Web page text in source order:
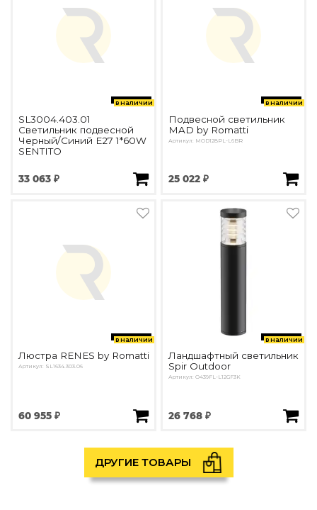
в наличии
SL3004.403.01
Светильник подвесной
Черный/Синий E27 1*60W
SENTITO
33 063 ₽
в наличии
Подвесной светильник
MAD by Romatti
Артикул: MOD128PL-L6BR
25 022 ₽
в наличии
Люстра RENES by Romatti
Артикул: SL1634.303.06
60 955 ₽
в наличии
Ландшафтный светильник
Spir Outdoor
Артикул: O439FL-L12GF3K
26 768 ₽
ДРУГИЕ ТОВАРЫ